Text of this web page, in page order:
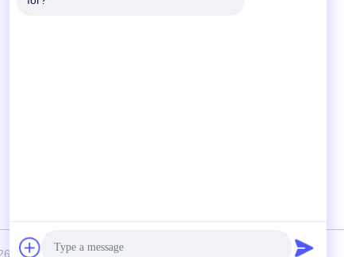
Turboo Automation Co., Ltd Tout. Les droits sont réservés.